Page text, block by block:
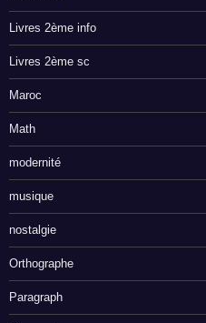
Livres 2ème info
Livres 2ème sc
Maroc
Math
modernité
musique
nostalgie
Orthographe
Paragraph